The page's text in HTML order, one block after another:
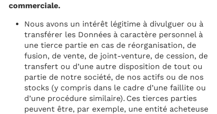
commerciale.
Nous avons un intérêt légitime à divulguer ou à
transférer les Données à caractère personnel à
une tierce partie en cas de réorganisation, de
fusion, de vente, de joint-venture, de cession, de
transfert ou d’une autre disposition de tout ou
partie de notre société, de nos actifs ou de nos
stocks (y compris dans le cadre d’une faillite ou
d’une procédure similaire). Ces tierces parties
peuvent être, par exemple, une entité acheteuse